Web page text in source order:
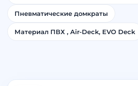
Пневматические домкраты
Материал ПВХ , Air-Deck, EVO Deck